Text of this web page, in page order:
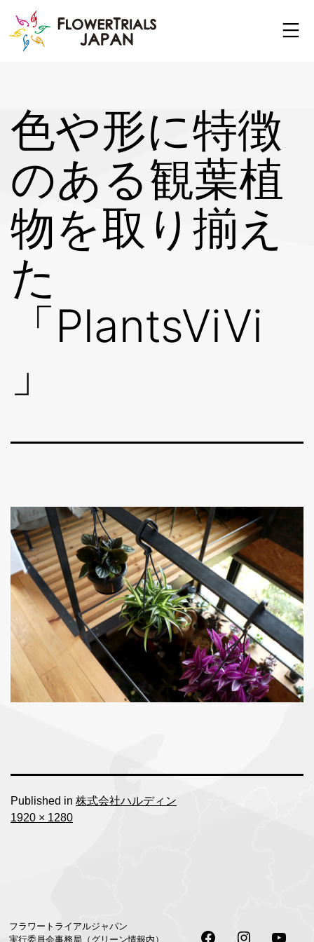
content
色や形に特徴
のある観葉植
物を取り揃え
た
「PlantsViVi
」
Published in 株式会社ハルディン
Full
1920 × 1280
フラワートライアルジャパン
実行委員会事務局（グリーン情報内）
Facebook Instagram